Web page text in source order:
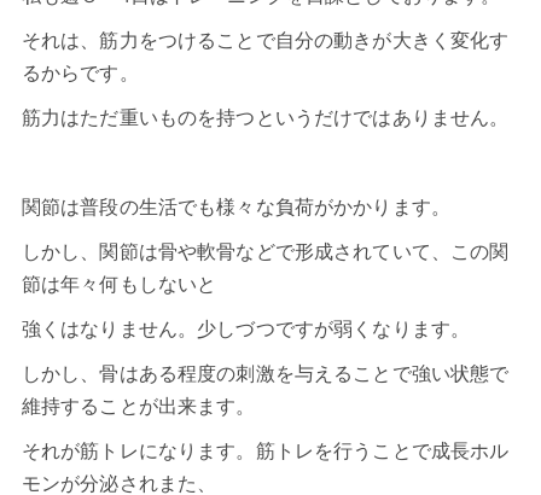
それは、筋力をつけることで自分の動きが大きく変化す
るからです。
筋力はただ重いものを持つというだけではありません。
関節は普段の生活でも様々な負荷がかかります。
しかし、関節は骨や軟骨などで形成されていて、この関
節は年々何もしないと
強くはなりません。少しづつですが弱くなります。
しかし、骨はある程度の刺激を与えることで強い状態で
維持することが出来ます。
それが筋トレになります。筋トレを行うことで成長ホル
モンが分泌されまた、